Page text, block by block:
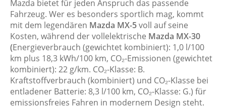
Mazda bietet für jeden Anspruch das passende
Fahrzeug. Wer es besonders sportlich mag, kommt
mit dem legendären Mazda MX-5voll auf seine
Kosten, während der vollelektrische Mazda MX-30
(Energieverbrauch (gewichtet kombiniert): 1,0 l/100
km plus 18,3 kWh/100 km, CO₂-Emissionen (gewichtet
kombiniert): 22 g/km. CO₂-Klasse: B.
Kraftstoffverbrauch (kombiniert) und CO₂-Klasse bei
entladener Batterie: 8,3 l/100 km, CO₂-Klasse: G.) für
emissionsfreies Fahren in modernem Design steht.